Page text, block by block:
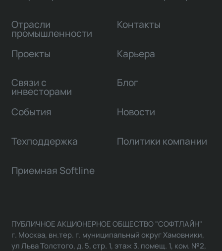
Отрасли
промышленности
Проекты
Связи с
инвесторами
Контакты
Карьера
Блог
События Новости
Техподдержка Политики компании
Приемная Softline
ПУБЛИЧНОЕ АКЦИОНЕРНОЕ ОБЩЕСТВО "СОФТЛАЙН"
г. Москва, вн.тер. г. муниципальный округ Хамовники,
ул Льва Толстого, д. 5, стр. 1, этаж 3, помещ. 1, ком. №2,